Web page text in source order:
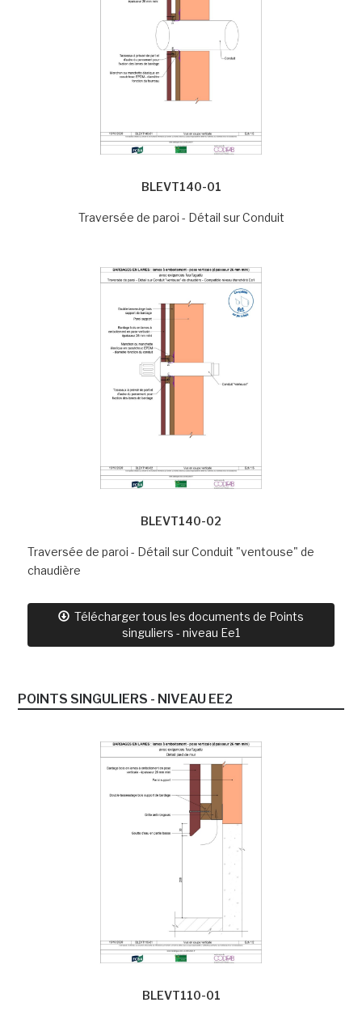
BLEVT140-01
Traversée de paroi - Détail sur Conduit
BLEVT140-02
Traversée de paroi - Détail sur Conduit "ventouse" de
chaudière
Télécharger tous les documents de Points
singuliers - niveau Ee1
POINTS SINGULIERS - NIVEAU EE2
BLEVT110-01